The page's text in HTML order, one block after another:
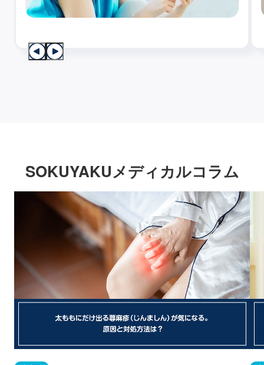
SOKUYAKUメディカルコラム